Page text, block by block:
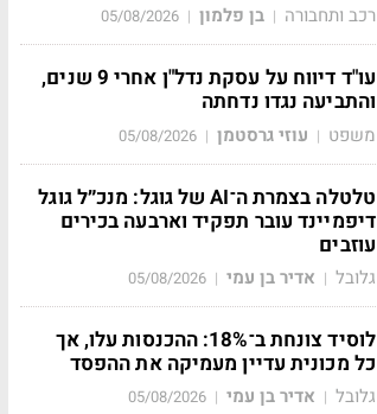
רכב ותחבורה | בן פלמון |
05/08/2026
עו"ד דיווח על עסקת נדל"ן אחרי 9 שנים,
והתביעה נגדו נדחתה
משפט | עוזי גרסטמן |
05/08/2026
טלטלה בצמרת ה־AI של גוגל: מנכ״ל גוגל
דיפמיינד עובר תפקיד וארבעה בכירים
עוזבים
גלובל | אדיר בן עמי |
05/08/2026
לוסיד צונחת ב־18%: ההכנסות עלו, אך
כל מכונית עדיין מעמיקה את ההפסד
גלובל | אדיר בן עמי |
05/08/2026